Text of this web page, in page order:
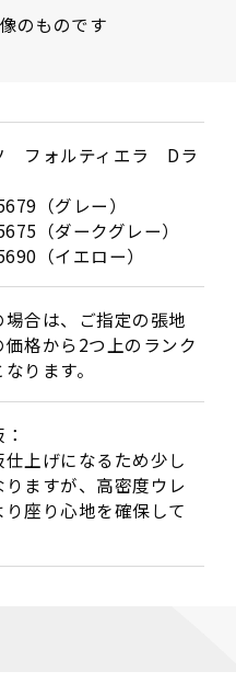
のものです
フォルティエラ　Dラ
（グレー）
（ダークグレー）
（イエロー）
場合は、ご指定の張地
価格から2つ上のランク
ります。
仕上げになるため少し
りますが、高密度ウレ
り座り心地を確保して